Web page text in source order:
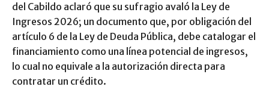
del Cabildo aclaró que su sufragio avaló la Ley de
Ingresos 2026; un documento que, por obligación del
artículo 6 de la Ley de Deuda Pública, debe catalogar el
financiamiento como una línea potencial de ingresos,
lo cual no equivale a la autorización directa para
contratar un crédito.